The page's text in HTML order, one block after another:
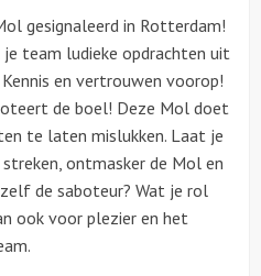
gesignaleerd in Rotterdam!
team ludieke opdrachten uit
en vertrouwen voorop!
de boel! Deze Mol doet
te laten mislukken. Laat je
ontmasker de Mol en
de saboteur? Wat je rol
ook voor plezier en het